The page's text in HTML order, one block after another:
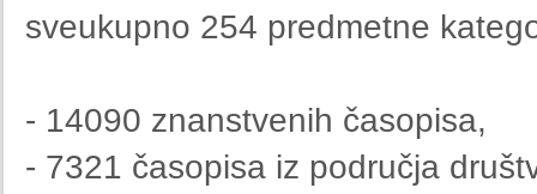
sveukupno 254 predmetne
- 14090 znanstvenih časopisa,
- 7321 časopisa iz područja